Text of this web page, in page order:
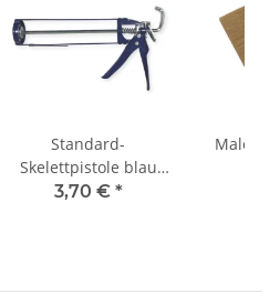
Standard-
Skelettpistole blau
320ml
3,70 € *
Maler-